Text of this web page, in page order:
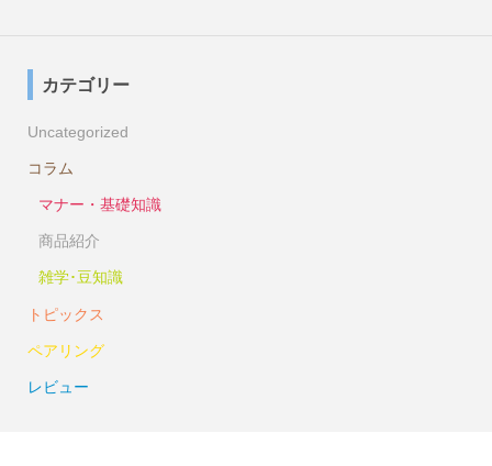
カテゴリー
Uncategorized
コラム
マナー・基礎知識
商品紹介
雑学･豆知識
トピックス
ペアリング
レビュー